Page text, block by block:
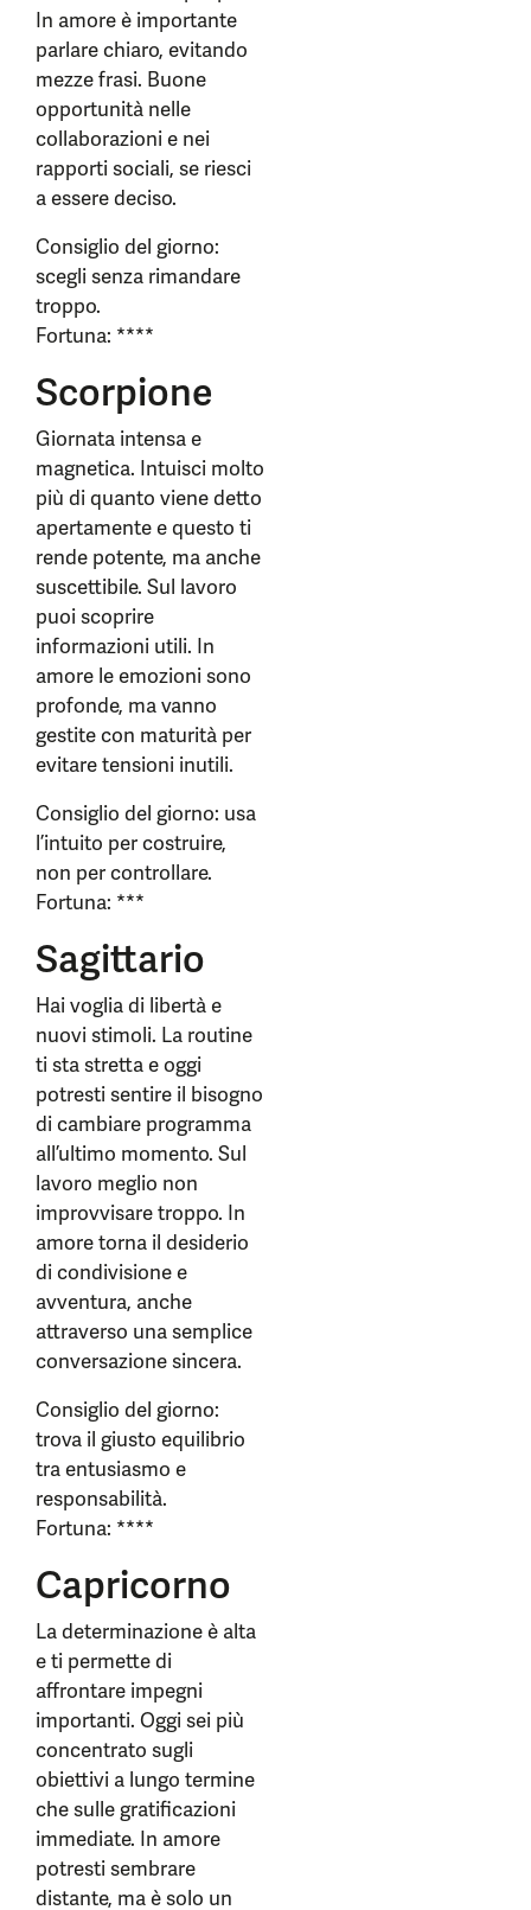
In amore è importante
parlare chiaro, evitando
mezze frasi. Buone
opportunità nelle
collaborazioni e nei
rapporti sociali, se riesci
a essere deciso.
Consiglio del giorno:
scegli senza rimandare
troppo.
Fortuna: ****
Scorpione
Giornata intensa e
magnetica. Intuisci molto
più di quanto viene detto
apertamente e questo ti
rende potente, ma anche
suscettibile. Sul lavoro
puoi scoprire
informazioni utili. In
amore le emozioni sono
profonde, ma vanno
gestite con maturità per
evitare tensioni inutili.
Consiglio del giorno: usa
l’intuito per costruire,
non per controllare.
Fortuna: ***
Sagittario
Hai voglia di libertà e
nuovi stimoli. La routine
ti sta stretta e oggi
potresti sentire il bisogno
di cambiare programma
all’ultimo momento. Sul
lavoro meglio non
improvvisare troppo. In
amore torna il desiderio
di condivisione e
avventura, anche
attraverso una semplice
conversazione sincera.
Consiglio del giorno:
trova il giusto equilibrio
tra entusiasmo e
responsabilità.
Fortuna: ****
Capricorno
La determinazione è alta
e ti permette di
affrontare impegni
importanti. Oggi sei più
concentrato sugli
obiettivi a lungo termine
che sulle gratificazioni
immediate. In amore
potresti sembrare
distante, ma è solo un